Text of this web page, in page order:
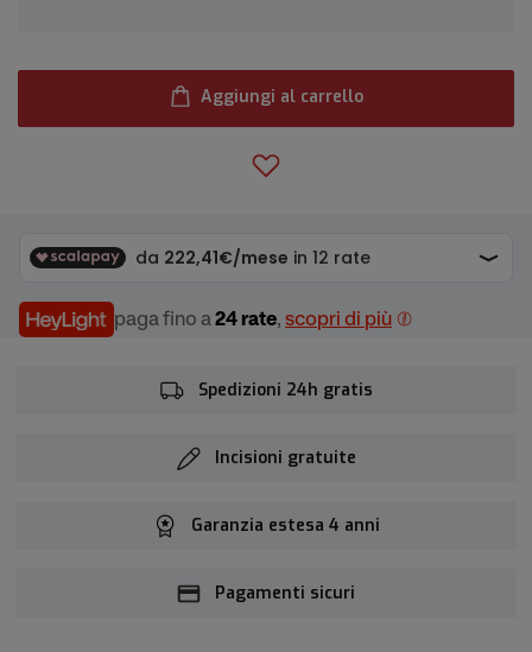
Aggiungi al carrello
paga fino a 24 rate, scopri di più
Spedizioni 24h gratis
Incisioni gratuite
Garanzia estesa 4 anni
Pagamenti sicuri